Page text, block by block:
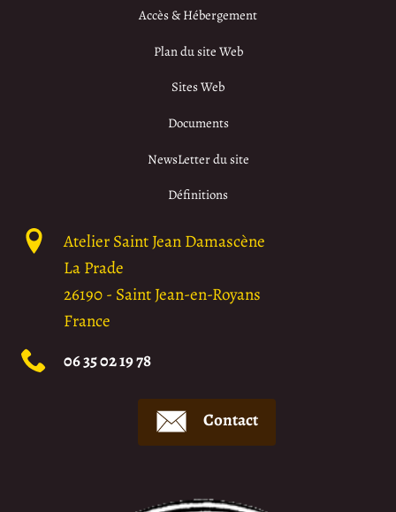
Accès & Hébergement
Plan du site Web
Sites Web
Documents
NewsLetter du site
Définitions
Atelier Saint Jean Damascène
La Prade
26190- Saint Jean-en-Royans
France
06 35 02 19 78
Contact